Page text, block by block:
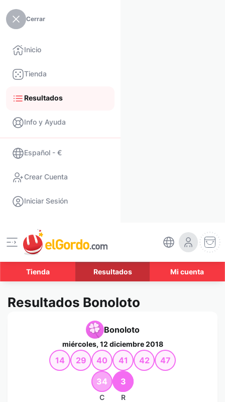
Cerrar
Inicio
Tienda
Resultados
Info y Ayuda
Español - €
Crear Cuenta
Iniciar Sesión
Tienda Resultados Mi cuenta
Resultados Bonoloto
Bonoloto
miércoles, 12 diciembre 2018
14 29 40 41 42 47
34
C
3
R